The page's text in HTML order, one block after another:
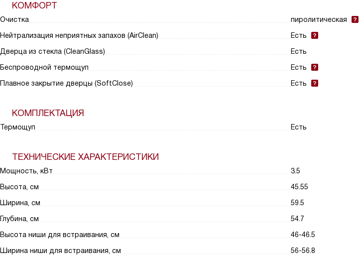
КОМФОРТ
Очистка
пиролитическая
Нейтрализация неприятных запахов (AirClean)
Есть
Дверца из стекла (CleanGlass)
Есть
Беспроводной термощуп
Есть
Плавное закрытие дверцы (SoftClose)
Есть
КОМПЛЕКТАЦИЯ
Термощуп Есть
ТЕХНИЧЕСКИЕ ХАРАКТЕРИСТИКИ
Мощность, кВт
3.5
Высота, см
45.55
Ширина, см
59.5
Глубина, см
54.7
Высота ниши для встраивания, см
46-46.5
Ширина ниши для встраивания, см
56-56.8